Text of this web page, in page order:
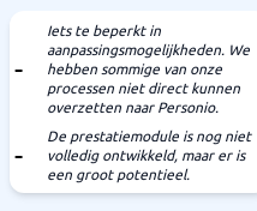
Iets te beperkt in
aanpassingsmogelijkheden. We
hebben sommige van onze
processen niet direct kunnen
overzetten naar Personio.
De prestatiemodule is nog niet
volledig ontwikkeld, maar er is
een groot potentieel.